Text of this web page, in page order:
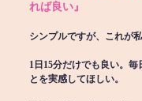
れば良い』
シンプルですが、これが
1日15分だけでも良い。
とを実感してほしい。